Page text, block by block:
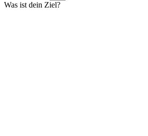
Was ist dein Ziel?